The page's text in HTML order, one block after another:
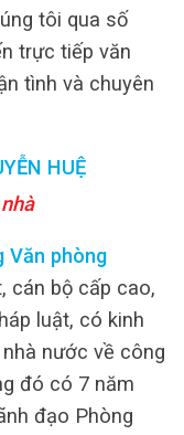
tôi qua số
trực tiếp văn
tình và chuyên
HUỆ
Văn phòng
cán bộ cấp cao,
luật, có kinh
nước về công
đó có 7 năm
đạo Phòng